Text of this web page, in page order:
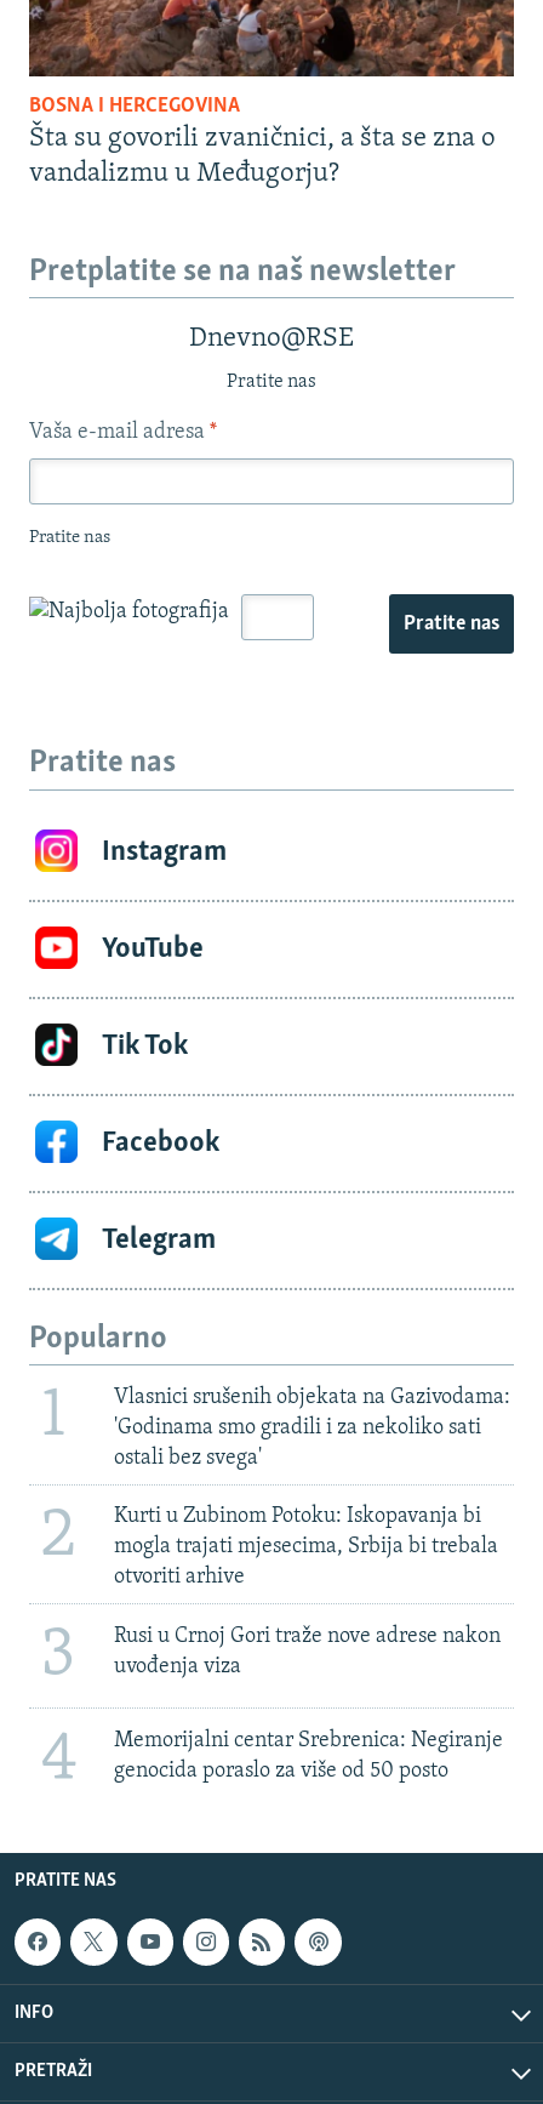
BOSNA I HERCEGOVINA
Šta su govorili zvaničnici, a šta se zna o
vandalizmu u Međugorju?
Pretplatite se na naš newsletter
Dnevno@RSE
Pratite nas
Vaša e-mail adresa *
Pratite nas
Pratite nas
Pratite nas
Instagram
YouTube
Tik Tok
Facebook
Telegram
Popularno
1
Vlasnici srušenih objekata na Gazivodama:
'Godinama smo gradili i za nekoliko sati
ostali bez svega'
2
Kurti u Zubinom Potoku: Iskopavanja bi
mogla trajati mjesecima, Srbija bi trebala
otvoriti arhive
3
Rusi u Crnoj Gori traže nove adrese nakon
uvođenja viza
4
Memorijalni centar Srebrenica: Negiranje
genocida poraslo za više od 50 posto
PRATITE NAS
INFO
PRETRAŽI